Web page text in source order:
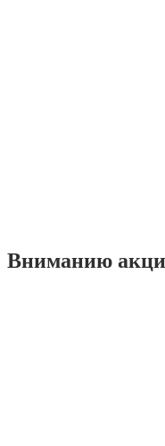
Вниманию